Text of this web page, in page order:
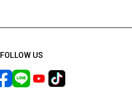
FOLLOW US